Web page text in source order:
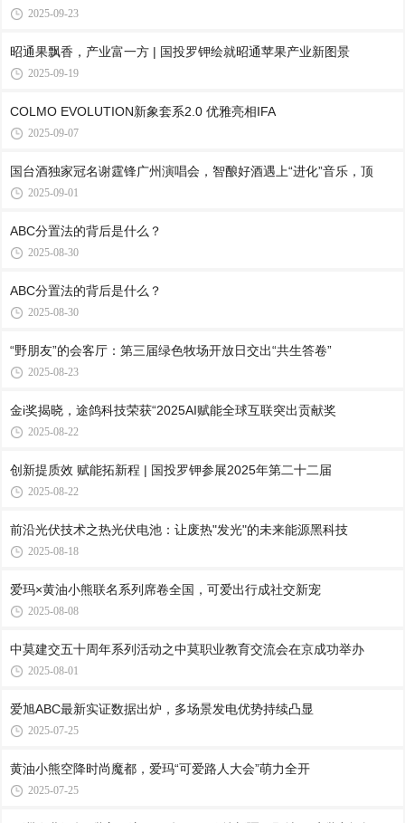
2025-09-23
昭通果飘香，产业富一方 | 国投罗钾绘就昭通苹果产业新图景
2025-09-19
COLMO EVOLUTION新象套系2.0 优雅亮相IFA
2025-09-07
国台酒独家冠名谢霆锋广州演唱会，智酿好酒遇上“进化”音乐，顶
2025-09-01
ABC分置法的背后是什么？
2025-08-30
ABC分置法的背后是什么？
2025-08-30
“野朋友”的会客厅：第三届绿色牧场开放日交出“共生答卷”
2025-08-23
金i奖揭晓，途鸽科技荣获“2025AI赋能全球互联突出贡献奖
2025-08-22
创新提质效 赋能拓新程 | 国投罗钾参展2025年第二十二届
2025-08-22
前沿光伏技术之热光伏电池：让废热"发光"的未来能源黑科技
2025-08-18
爱玛×黄油小熊联名系列席卷全国，可爱出行成社交新宠
2025-08-08
中莫建交五十周年系列活动之中莫职业教育交流会在京成功举办
2025-08-01
爱旭ABC最新实证数据出炉，多场景发电优势持续凸显
2025-07-25
黄油小熊空降时尚魔都，爱玛“可爱路人大会”萌力全开
2025-07-25